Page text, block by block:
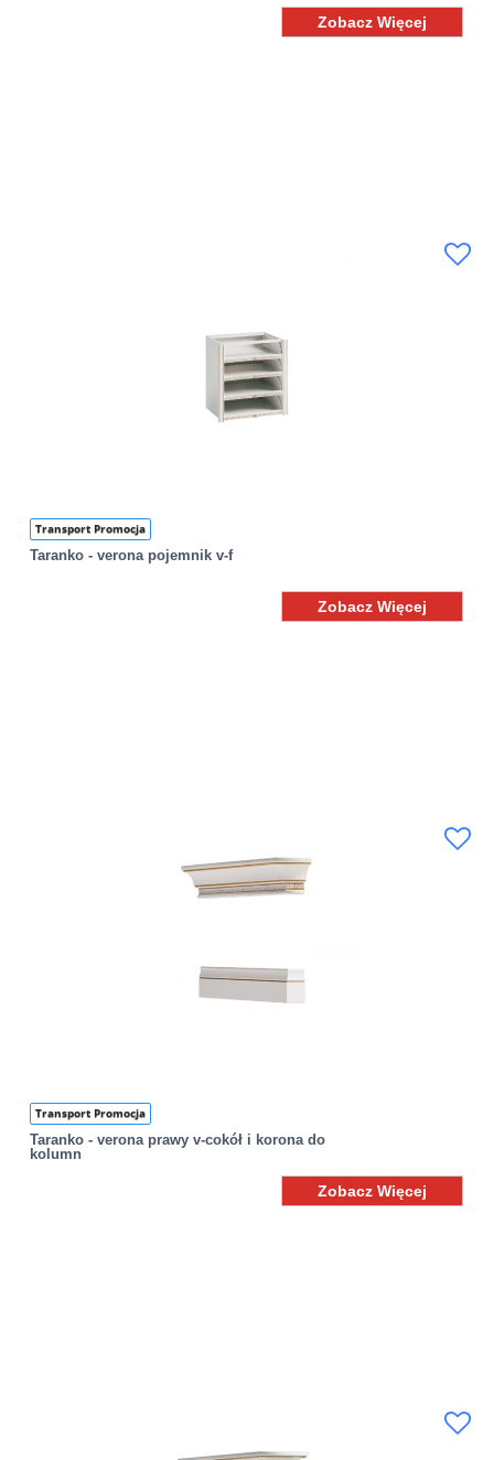
Zobacz Więcej
Transport Promocja
Taranko - verona pojemnik v-f
Zobacz Więcej
Transport Promocja
Taranko - verona prawy v-cokół i korona do
kolumn
Zobacz Więcej